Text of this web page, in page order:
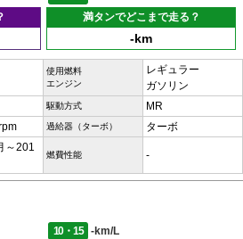
満タンでどこまで走る？
-km
使用燃料
エンジン
レギュラー
ガソリン
駆動方式 MR
過給器（ターボ） ターボ
～201
燃費性能 -
10・15
-km/L